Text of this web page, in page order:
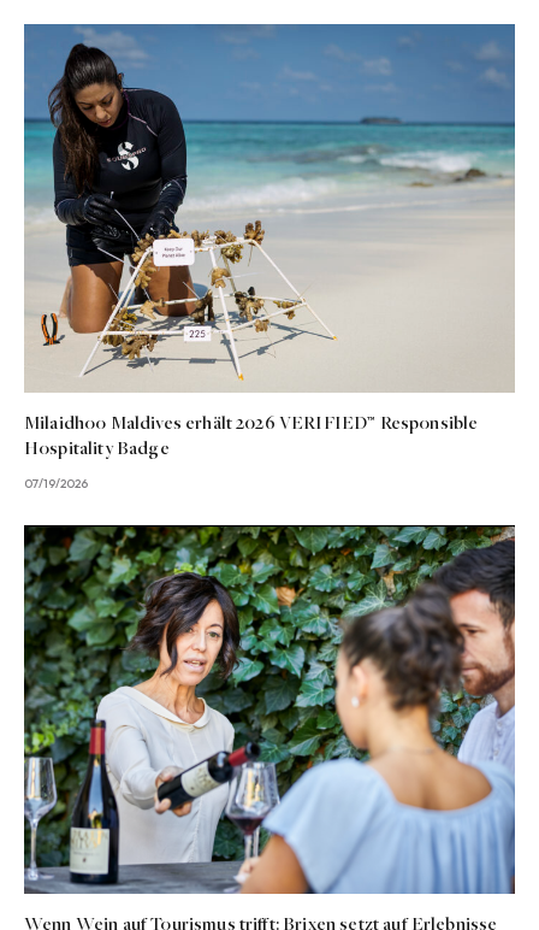
Milaidhoo Maldives erhält 2026 VERIFIED™ Responsible
Hospitality Badge
07/19/2026
Wenn Wein auf Tourismus trifft: Brixen setzt auf Erlebnisse